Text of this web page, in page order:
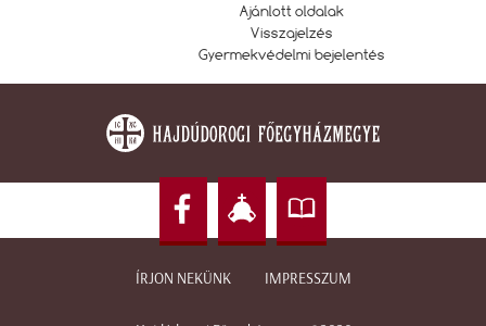
Ajánlott oldalak
Visszajelzés
Gyermekvédelmi bejelentés
ÍRJON NEKÜNK IMPRESSZUM